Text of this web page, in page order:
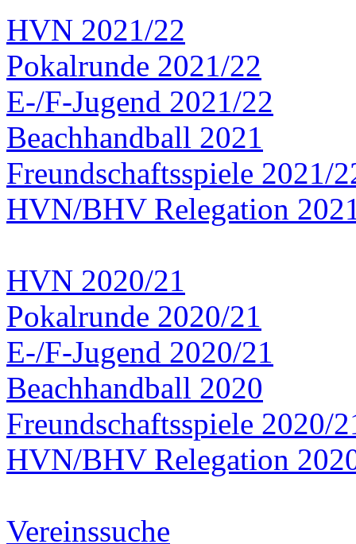
HVN 2021/22
Pokalrunde 2021/22
E-/F-Jugend 2021/22
Beachhandball 2021
Freundschaftsspiele 2021/
HVN/BHV Relegation
HVN 2020/21
Pokalrunde 2020/21
E-/F-Jugend 2020/21
Beachhandball 2020
Freundschaftsspiele 2020/
HVN/BHV Relegation
Vereinssuche